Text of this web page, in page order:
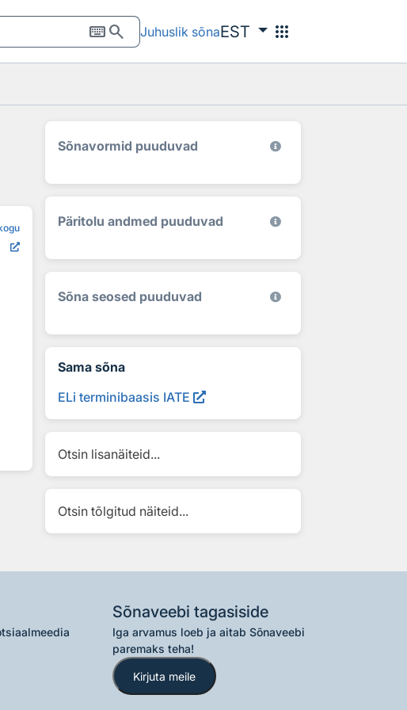
keyboardsearch Juhuslik sõnaEST apps
Sõnavormid puuduvad
Päritolu andmed puuduvad
Sõna seosed puuduvad
Sama sõna
ELi terminibaasis IATE
Otsin lisanäiteid...
Otsin tõlgitud näiteid...
Sõnaveebi tagasiside
Iga arvamus loeb ja aitab Sõnaveebi
paremaks teha!
Kirjuta meile